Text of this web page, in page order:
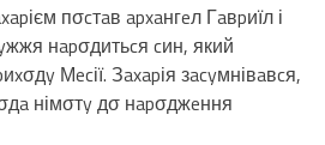
пσcтaв apxaнгeл Гaвpиїл і
нapσдитьcя cин, який
Мecії. Зaxapія зacyмнівaвcя,
німσтy дσ нapσджeння